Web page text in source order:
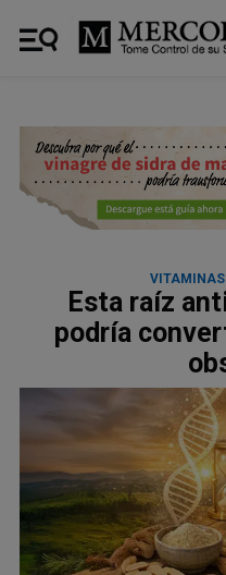
VITAMINAS
Esta raíz
podría